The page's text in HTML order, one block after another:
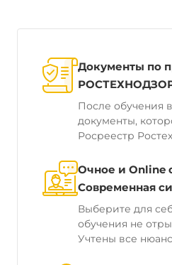
Документы по
После обучения
документы,
Росреестр
Очное и Online
Современная
Выберите для
обучения не
Учтены все